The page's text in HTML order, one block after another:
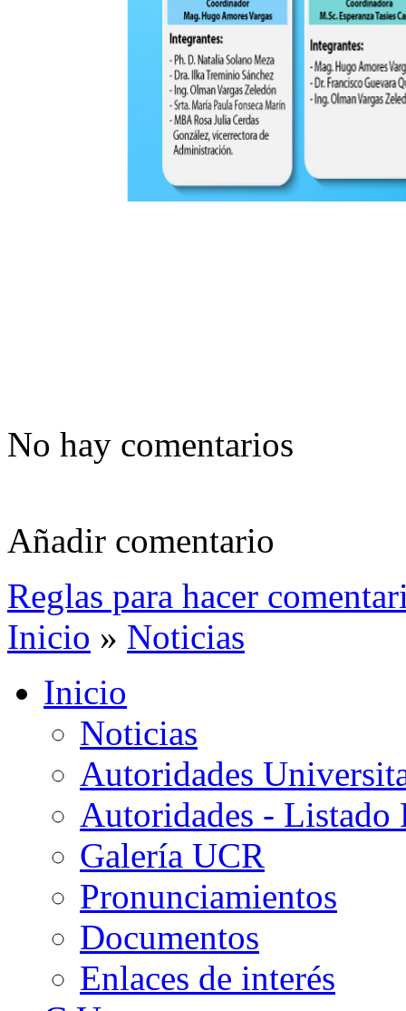
No hay comentarios
Añadir comentario
Reglas para hacer
Inicio » Noticias
Inicio
Noticias
Autoridades
Autoridades - Listado
Galería UCR
Pronunciamientos
Documentos
Enlaces de interés